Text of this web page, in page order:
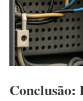
Conclusão: